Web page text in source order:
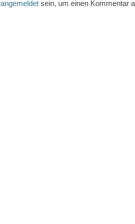
angemeldet sein, um einen Kommentar